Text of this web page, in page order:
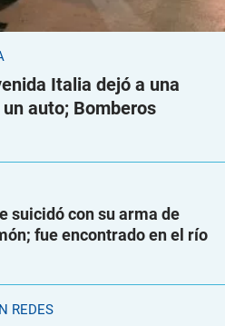
Italia dejó a una
auto; Bomberos
suicidó con su arma de
fue encontrado en el río
REDES